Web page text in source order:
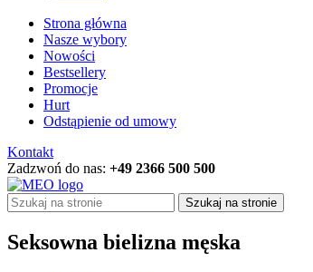
Strona główna
Nasze wybory
Nowości
Bestsellery
Promocje
Hurt
Odstąpienie od umowy
Kontakt
Zadzwoń do nas: +49 2366 500 500
Szukaj na stronie
Seksowna bielizna męska